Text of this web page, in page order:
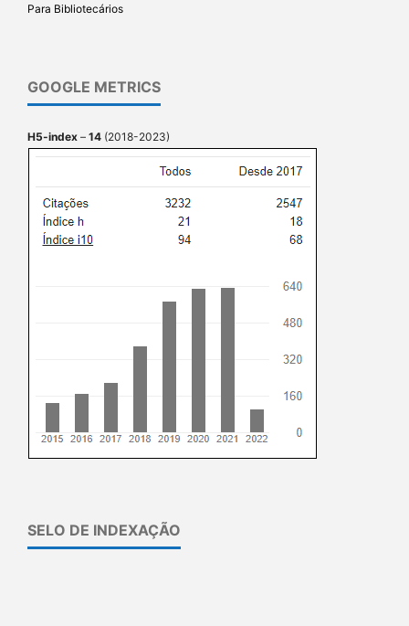
Para Bibliotecários
GOOGLE METRICS
H5-index – 14 (2018-2023)
SELO DE INDEXAÇÃO